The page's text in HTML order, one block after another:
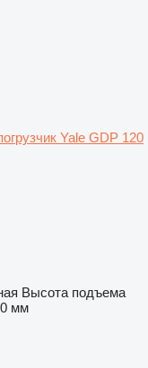
Yale GDP 120
Высота подъема
мм